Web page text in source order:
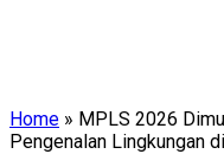
Home » MPLS 2026
Pengenalan Lingkungan